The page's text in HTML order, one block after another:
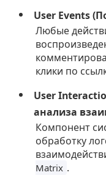
User Events
Любые
клики по
User
анализа
Компонент
обработку
Matrix .